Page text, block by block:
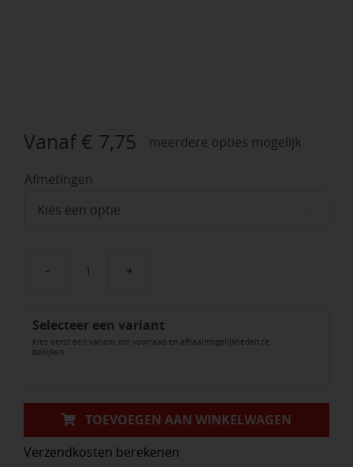
Vanaf € 7,75 meerdere opties mogelijk
Afmetingen
Castle
beige
aantal
Selecteer een variant
Kies eerst een variant om voorraad en afhaalmogelijkheden te
bekijken.
TOEVOEGEN AAN WINKELWAGEN
Verzendkosten berekenen